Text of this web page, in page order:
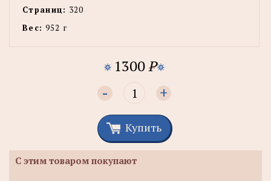
Страниц: 320
Вес: 952 г
1300P
- +
Купить
С этим товаром покупают